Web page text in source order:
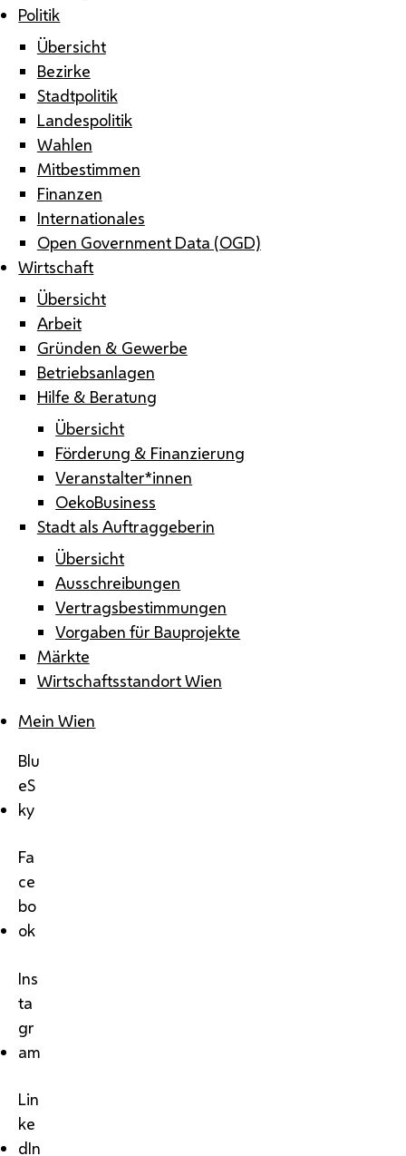
Politik
Übersicht
Bezirke
Stadtpolitik
Landespolitik
Wahlen
Mitbestimmen
Finanzen
Internationales
Open Government Data (OGD)
Wirtschaft
Übersicht
Arbeit
Gründen & Gewerbe
Betriebsanlagen
Hilfe & Beratung
Übersicht
Förderung & Finanzierung
Veranstalter*innen
OekoBusiness
Stadt als Auftraggeberin
Übersicht
Ausschreibungen
Vertragsbestimmungen
Vorgaben für Bauprojekte
Märkte
Wirtschaftsstandort Wien
Mein Wien
Blu
eS
ky
Fa
ce
bo
ok
Ins
ta
gr
am
Lin
ke
dIn